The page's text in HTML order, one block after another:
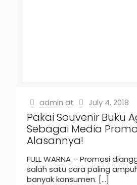
admin at July 4, 2018
Pakai Souvenir Buku
Sebagai Media
Alasannya!
FULL WARNA – Promosi
salah satu cara paling
banyak konsumen. […]